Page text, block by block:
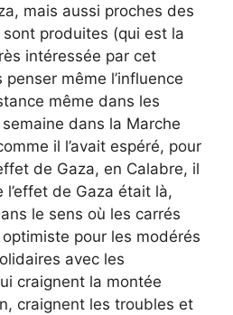
mais aussi proches des
sont produites (qui est la
intéressée par cet
même l’influence
même dans les
dans la Marche
il l’avait espéré, pour
de Gaza, en Calabre, il
de Gaza était là,
le sens où les carrés
pour les modérés
avec les
craignent la montée
craignent les troubles et